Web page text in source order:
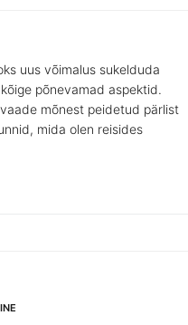
uus võimalus sukelduda
põnevamad aspektid.
mõnest peidetud pärlist
mida olen reisides